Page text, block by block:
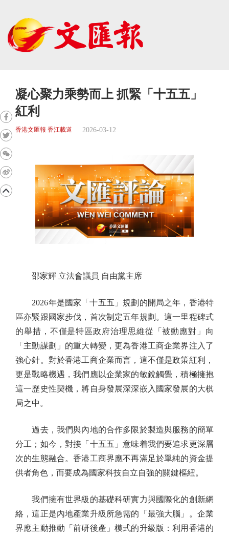
凝心聚力乘勢而上 抓緊「十五五」
紅利
香港文匯報 香江載道 2026-03-12
邵家輝 立法會議員 自由黨主席
2026年是國家「十五五」規劃的開局之年，香港特
區亦緊跟國家步伐，首次制定五年規劃。這一里程碑式
的舉措，不僅是特區政府治理思維從「被動應對」向
「主動謀劃」的重大轉變，更為香港工商企業界注入了
強心針。對於香港工商企業而言，這不僅是政策紅利，
更是戰略機遇，我們應以企業家的敏銳觸覺，積極擁抱
這一歷史性契機，將自身發展深深嵌入國家發展的大棋
局之中。
過去，我們與內地的合作多限於製造與服務的簡單
分工；如今，對接「十五五」意味着我們要追求更深層
次的生態融合。香港工商界應不再滿足於單純的資金提
供者角色，而要成為國家科技自立自強的關鍵樞紐。
我們擁有世界級的基礎科研實力與國際化的創新網
絡，這正是內地產業升級所急需的「最強大腦」。企業
界應主動推動「前研後產」模式的升級版：利用香港的